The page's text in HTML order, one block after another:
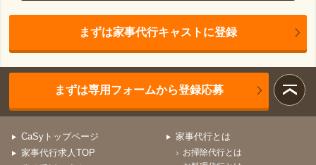
まずは家事代行キャストに登録
まずは専用フォームから登録応募
CaSyトップページ
家事代行求人TOP
家事代行とは
お掃除代行とは